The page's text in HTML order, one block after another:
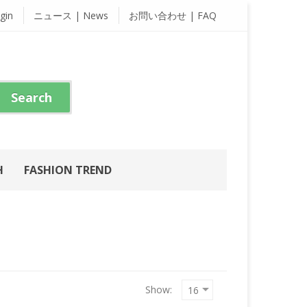
ニュース | News お問い合わせ | FAQ
FASHION TREND
Show: